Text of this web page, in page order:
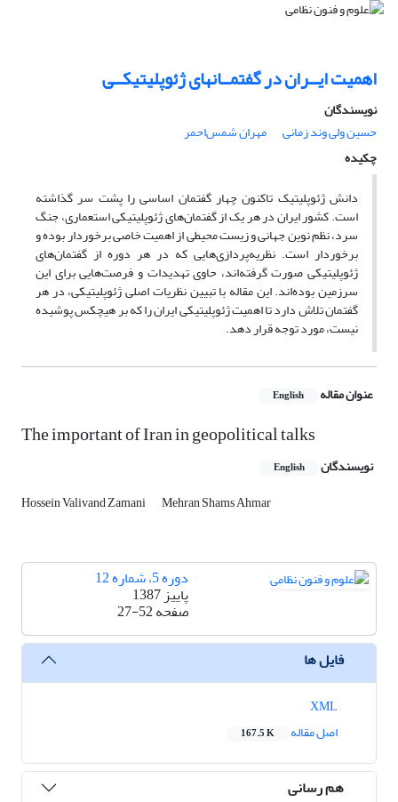
اهمیت ایــران در گفتمــانهای ژئوپلیتیکــی
نویسندگان
حسین ولی وند زمانی
مهران شمس‌احمر
چکیده
دانش ژئوپلیتیک تاکنون چهار گفتمان اساسی را پشت سر گذاشته
است. کشور ایران در هر یک از گفتمان‌های ژئوپلیتیکی استعماری، جنگ
سرد، نظم نوین جهانی و زیست محیطی از اهمیت خاصی برخوردار بوده و
برخوردار است. نظریه‌پردازی‌هایی که در هر دوره از گفتمان‌های
ژئوپلیتیکی صورت گرفته‌اند، حاوی تهدیدات و فرصت‌هایی برای این
سرزمین بوده‌اند. این مقاله با تبیین نظریات اصلی ژئوپلیتیکی، در هر
گفتمان تلاش دارد تا اهمیت ژئوپلیتیکی ایران را که بر هیچکس پوشیده
نیست، مورد توجه قرار دهد.
عنوان مقاله English
The important of Iran in geopolitical talks
نویسندگان English
Hossein Valivand Zamani Mehran Shams Ahmar
دوره 5، شماره 12
پاییز 1387
صفحه27-52
فایل ها
اصل مقاله
167.5 K
هم رسانی